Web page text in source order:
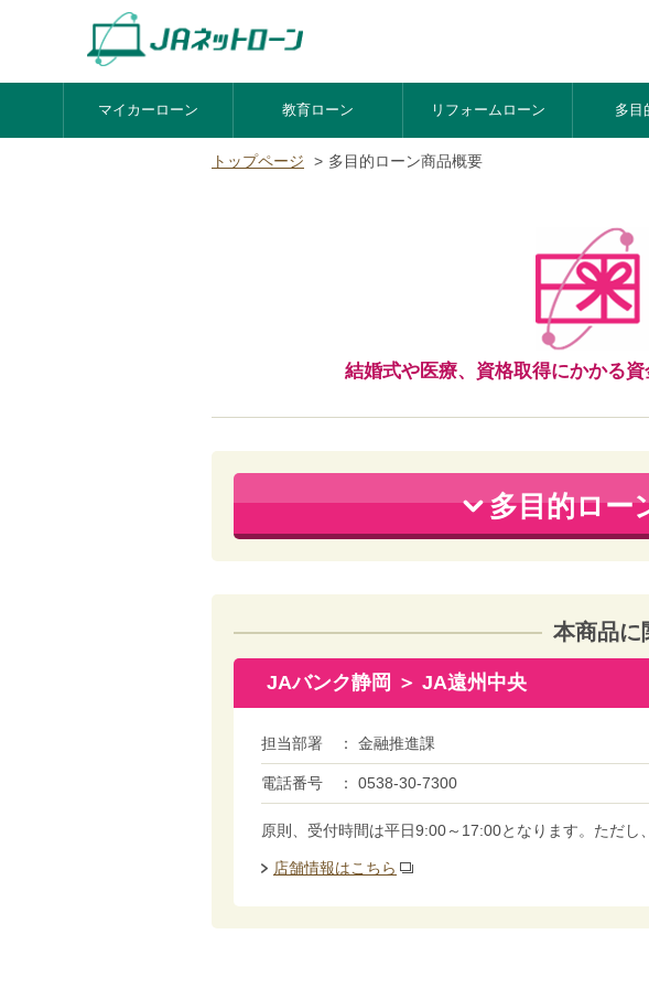
マイカーローン 教育ローン リフォーム ローン 多目
トップページ 多目的ローン商品概要
結婚式や医療、資格取得にかかる
多目的ロー
本商品に
JAバンク静岡 ＞ JA遠州中央
担当部署 金融推進課
電話番号 0538-30-7300
原則、受付時間は平日9:00～17:00となります。ただし
店舗情報はこちら